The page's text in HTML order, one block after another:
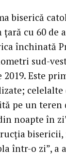
biserică
cu 60 de
închinată
sud-
Este
celelalte
pe un teren
noapte în
într-o zi”, a